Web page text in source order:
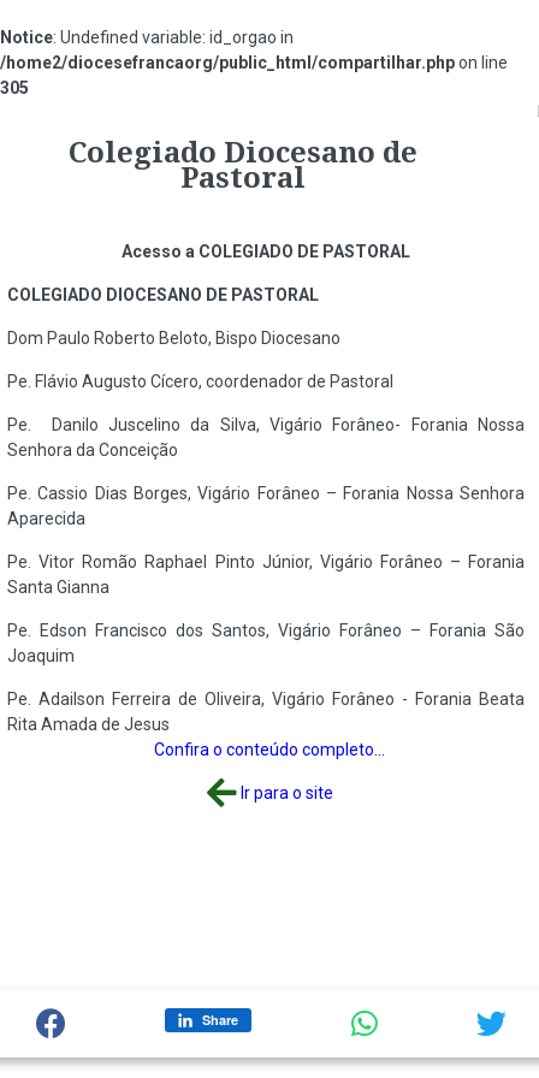
Notice: Undefined variable: id_orgao in
/home2/diocesefrancaorg/public_html/compartilhar.phpon line
305
Colegiado Diocesano de
Pastoral
Acesso a COLEGIADO DE PASTORAL
COLEGIADO DIOCESANO DE PASTORAL
Dom Paulo Roberto Beloto, Bispo Diocesano
Pe. Flávio Augusto Cícero, coordenador de Pastoral
Pe. Danilo Juscelino da Silva, Vigário Forâneo- Forania Nossa
Senhora da Conceição
Pe. Cassio Dias Borges, Vigário Forâneo – Forania Nossa Senhora
Aparecida
Pe.
Vitor Romão Raphael Pinto Júnior, Vigário Forâneo – Forania
Santa Gianna
Pe.
Edson Francisco dos Santos, Vigário Forâneo – Forania São
Joaquim
Pe. Adailson Ferreira de Oliveira, Vigário Forâneo - Forania Beata
Rita Amada de Jesus
Confira o conteúdo completo...
Ir para o site
Share